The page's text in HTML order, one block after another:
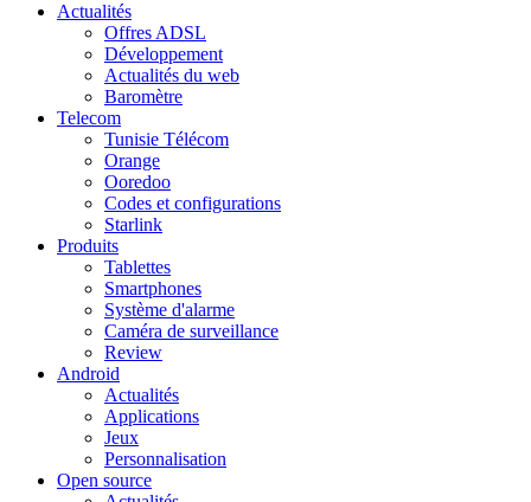
Actualités
Offres ADSL
Développement
Actualités du web
Baromètre
Telecom
Tunisie Télécom
Orange
Ooredoo
Codes et configurations
Starlink
Produits
Tablettes
Smartphones
Système d'alarme
Caméra de surveillance
Review
Android
Actualités
Applications
Jeux
Personnalisation
Open source